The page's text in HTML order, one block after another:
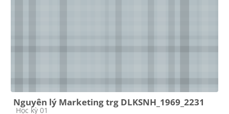
Nguyên lý Marketing trg DLKSNH_1969_2231
Course category
Học kỳ 01